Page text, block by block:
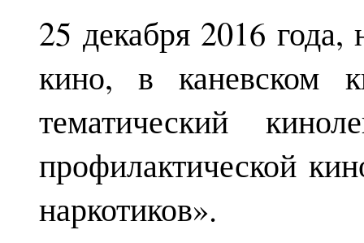
25 декабря 2016
кино, в каневском
тематический
профилактической
наркотиков».